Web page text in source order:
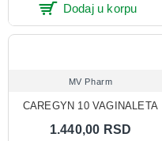
Dodaj u korpu
MV Pharm
CAREGYN 10 VAGINALETA
1.440,00 RSD